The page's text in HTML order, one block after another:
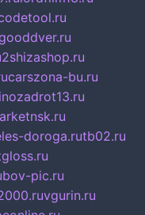
2shizashop.ru
carszona-bu.ru
doroga.rutb02.ru
pic.ru
vgurin.ru